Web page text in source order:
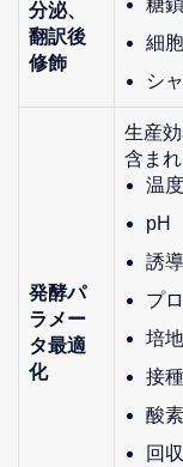
分泌、
翻訳後
修飾
細
シ
発酵パ
ラメー
タ最適
化
生産
含まれ
温度
pH
誘
プ
培
接
酸
回